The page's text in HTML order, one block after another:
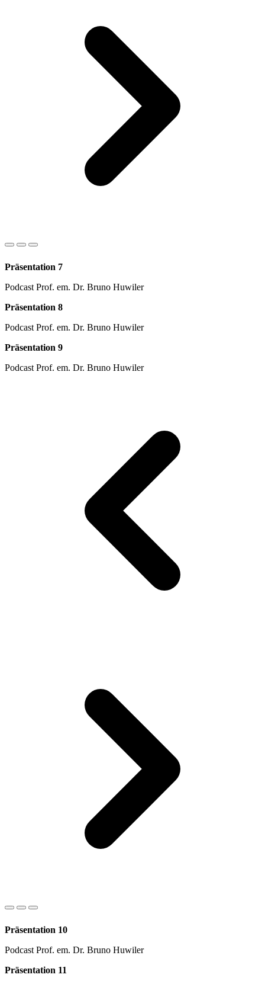
Präsentation 7
Podcast Prof. em. Dr. Bruno Huwiler
Präsentation 8
Podcast Prof. em. Dr. Bruno Huwiler
Präsentation 9
Podcast Prof. em. Dr. Bruno Huwiler
Präsentation 10
Podcast Prof. em. Dr. Bruno Huwiler
Präsentation 11